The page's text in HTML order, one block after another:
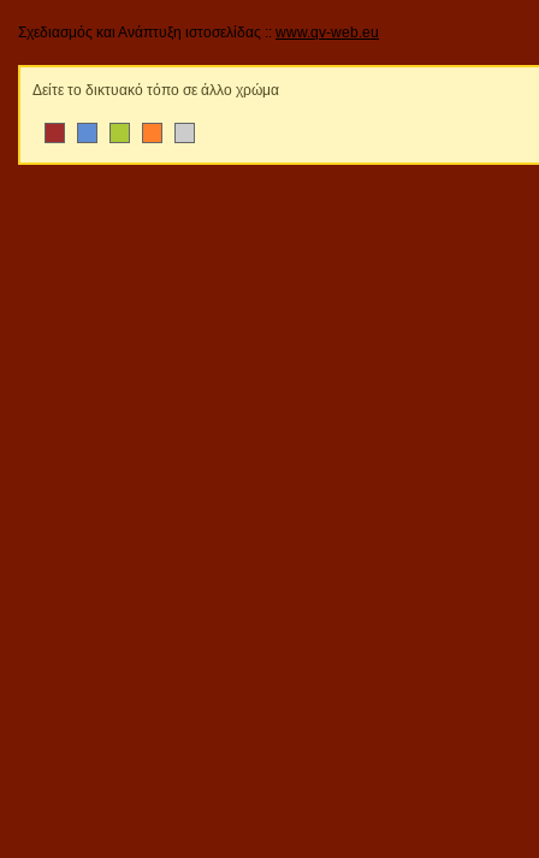
Σχεδιασμός και Ανάπτυξη ιστοσελίδας :: www.qv-web.eu
Δείτε το δικτυακό τόπο σε άλλο χρώμα